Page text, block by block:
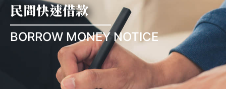
民間快速借款
BORROW MONEY NOTICE